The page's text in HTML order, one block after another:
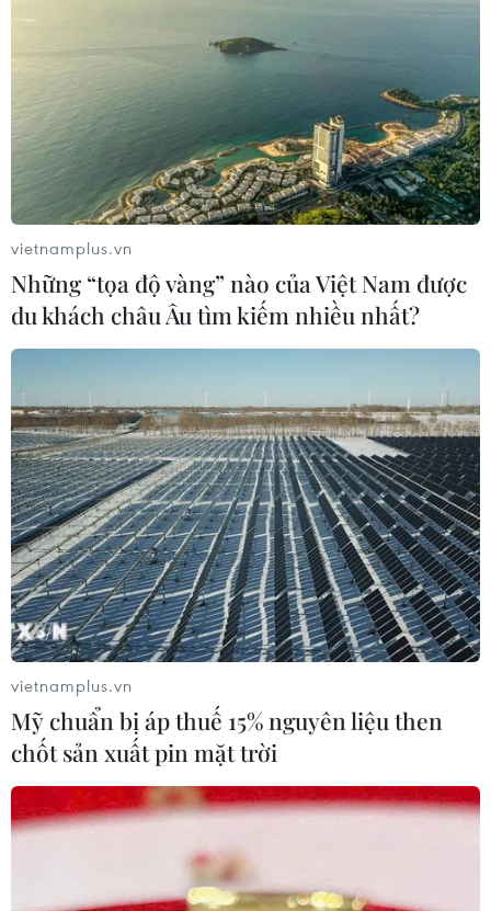
vietnamplus.vn
Những “tọa độ vàng” nào của Việt Nam được
du khách châu Âu tìm kiếm nhiều nhất?
vietnamplus.vn
Mỹ chuẩn bị áp thuế 15% nguyên liệu then
chốt sản xuất pin mặt trời